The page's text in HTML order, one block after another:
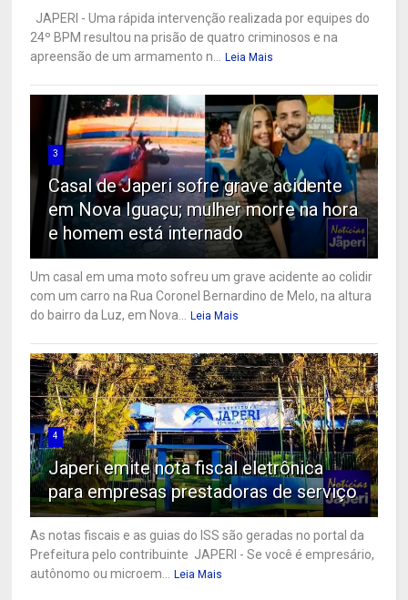
JAPERI - Uma rápida intervenção realizada por equipes do
24º BPM resultou na prisão de quatro criminosos e na
apreensão de um armamento n...
Leia Mais
3
Casal de Japeri sofre grave acidente
em Nova Iguaçu; mulher morre na hora
e homem está internado
Um casal em uma moto sofreu um grave acidente ao colidir
com um carro na Rua Coronel Bernardino de Melo, na altura
do bairro da Luz, em Nova...
Leia Mais
4
Japeri emite nota fiscal eletrônica
para empresas prestadoras de serviço
As notas fiscais e as guias do ISS são geradas no portal da
Prefeitura pelo contribuinte JAPERI - Se você é empresário,
autônomo ou microem...
Leia Mais